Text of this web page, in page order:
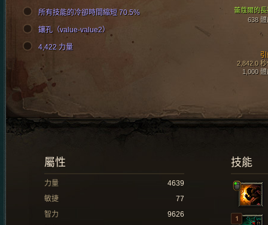
蕾蔻爾的長
638 體
2,842.0 秒
1,000 體
所有技能的冷卻時間縮短 70.5%
鑲孔（value-value2）
4,422 力量
技能
屬性
力量
4639
敏捷
77
智力
9626